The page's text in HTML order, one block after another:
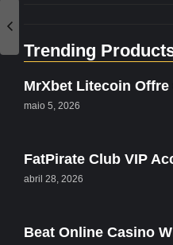
Trending
MrXbet Litecoin
maio 5, 2026
FatPirate Club VIP
abril 28, 2026
Beat Online Casino